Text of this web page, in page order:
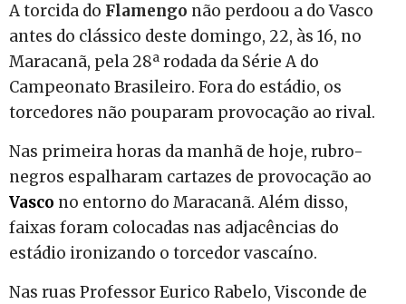
A torcida do Flamengo não perdoou a do Vasco
antes do clássico deste domingo, 22, às 16, no
Maracanã, pela 28ª rodada da Série A do
Campeonato Brasileiro. Fora do estádio, os
torcedores não pouparam provocação ao rival.
Nas primeira horas da manhã de hoje, rubro-
negros espalharam cartazes de provocação ao
Vasco no entorno do Maracanã. Além disso,
faixas foram colocadas nas adjacências do
estádio ironizando o torcedor vascaíno.
Nas ruas Professor Eurico Rabelo, Visconde de